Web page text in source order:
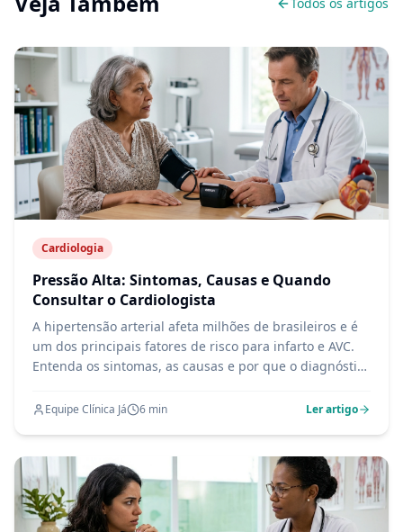
Cardiologia
Pressão Alta: Sintomas, Causas e Quando
Consultar o Cardiologista
A hipertensão arterial afeta milhões de brasileiros e é
um dos principais fatores de risco para infarto e AVC.
Entenda os sintomas, as causas e por que o diagnóstico
Equipe Clínica Já 6 min Ler artigo